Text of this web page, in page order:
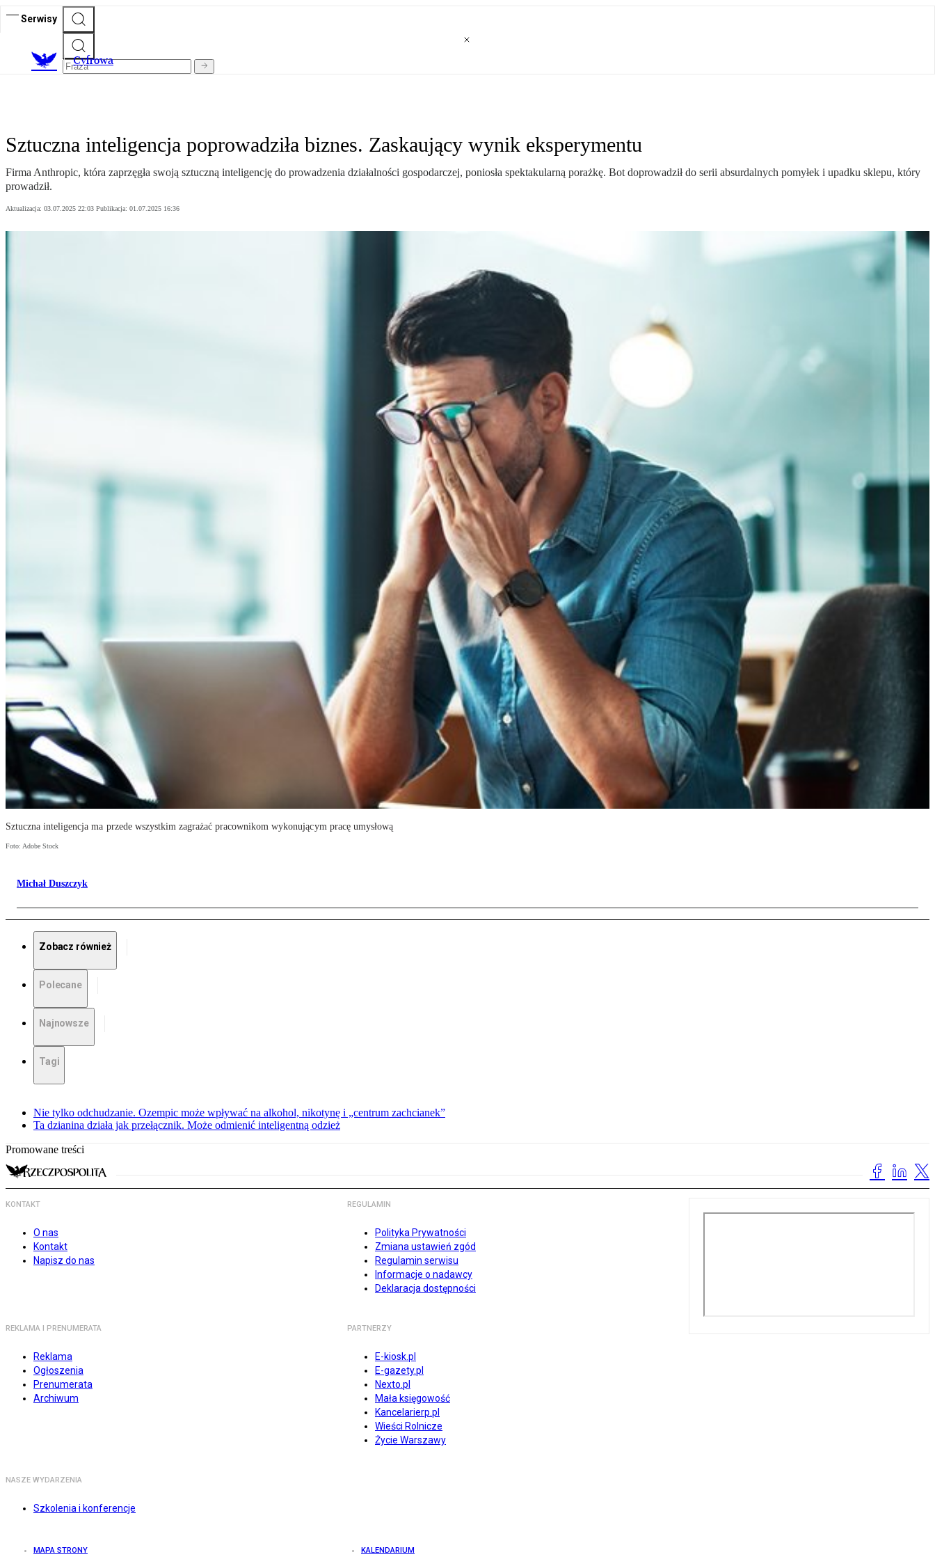
Serwisy
Cyfrowa
Sztuczna inteligencja poprowadziła biznes. Zaskaujący wynik eksperymentu
Firma Anthropic, która zaprzęgła swoją sztuczną inteligencję do prowadzenia działalności gospodarczej, poniosła spektakularną porażkę. Bot doprowadził do serii absurdalnych pomyłek i upadku sklepu, który
prowadził.
Aktualizacja: 03.07.2025 22:03 Publikacja: 01.07.2025 16:36
Sztuczna inteligencja ma przede wszystkim zagrażać pracownikom wykonującym pracę umysłową
Foto: Adobe Stock
Michał Duszczyk
Zobacz również
Polecane
Najnowsze
Tagi
Nie tylko odchudzanie. Ozempic może wpływać na alkohol, nikotynę i „centrum zachcianek”
Ta dzianina działa jak przełącznik. Może odmienić inteligentną odzież
Promowane treści
KONTAKT
O nas
Kontakt
Napisz do nas
REGULAMIN
Polityka Prywatności
Zmiana ustawień zgód
Regulamin serwisu
Informacje o nadawcy
Deklaracja dostępności
REKLAMA I PRENUMERATA
Reklama
Ogłoszenia
Prenumerata
Archiwum
PARTNERZY
E-kiosk.pl
E-gazety.pl
Nexto.pl
Mała księgowość
Kancelarierp.pl
Wieści Rolnicze
Życie Warszawy
NASZE WYDARZENIA
Szkolenia i konferencje
MAPA STRONY KALENDARIUM